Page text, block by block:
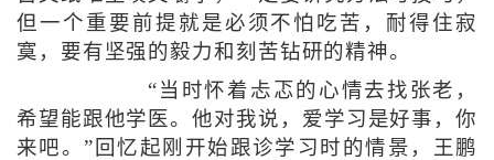
但一个重要前提就是必须不怕吃苦，耐得住寂
寞，要有坚强的毅力和刻苦钻研的精神。
“当时怀着忐忑的心情去找张老，
希望能跟他学医。他对我说，爱学习是好事，你
来吧。”回忆起刚开始跟诊学习时的情景，王鹏